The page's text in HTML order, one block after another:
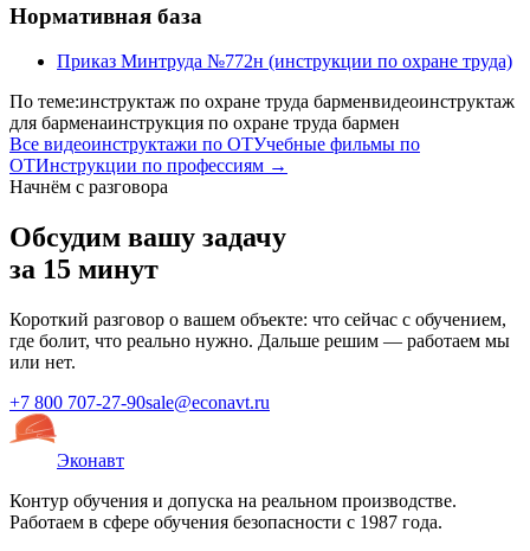
Нормативная база
Приказ Минтруда №772н (инструкции по охране труда)
По теме:инструктаж по охране труда барменвидеоинструктаж
для барменаинструкция по охране труда бармен
Все видеоинструктажи по ОТУчебные фильмы по
ОТИнструкции по профессиям →
Начнём с разговора
Обсудим вашу задачу
за 15 минут
Короткий разговор о вашем объекте: что сейчас с обучением,
где болит, что реально нужно. Дальше решим — работаем мы
или нет.
+7 800 707-27-90sale@econavt.ru
Эконавт
Контур обучения и допуска на реальном производстве.
Работаем в сфере обучения безопасности с 1987 года.